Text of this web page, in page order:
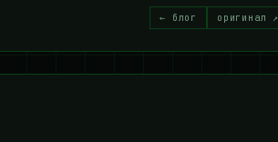
← блог оригинал ↗